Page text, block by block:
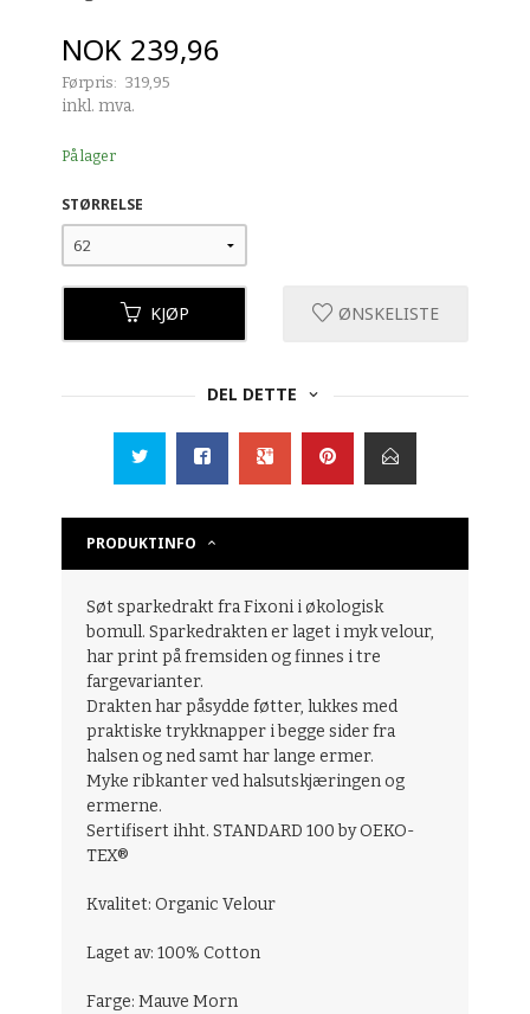
Tilbud
NOK 239,96
Førpris: 319,95
Rabatt
inkl. mva.
På lager
STØRRELSE
KJØP ØNSKELISTE
DEL DETTE
PRODUKTINFO
Søt sparkedrakt fra Fixoni i økologisk
bomull. Sparkedrakten er laget i myk velour,
har print på fremsiden og finnes i tre
fargevarianter.
Drakten har påsydde føtter, lukkes med
praktiske trykknapper i begge sider fra
halsen og ned samt har lange ermer.
Myke ribkanter ved halsutskjæringen og
ermerne.
Sertifisert ihht. STANDARD 100 by OEKO-
TEX®
Kvalitet: Organic Velour
Laget av: 100% Cotton
Farge: Mauve Morn